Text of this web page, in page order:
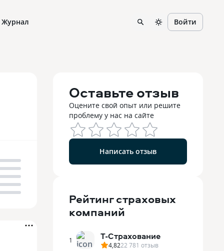
Журнал Войти
Оставьте отзыв
Оцените свой опыт или решите
проблему у нас на сайте
Написать отзыв
Рейтингстраховых
компаний
1 Т-Страхование
4,8222 781 отзыв